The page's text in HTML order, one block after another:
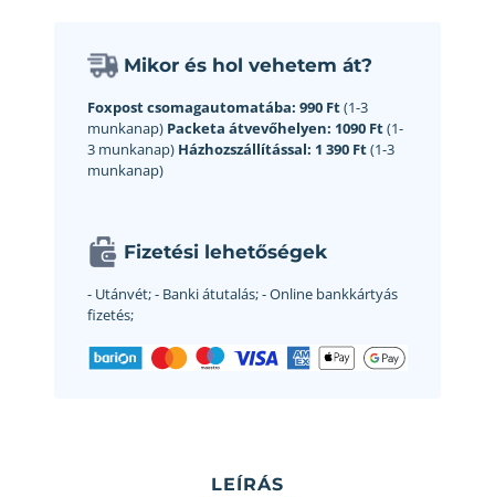
Mikor és hol vehetem át?
Foxpost csomagautomatába: 990 Ft(1-3
munkanap) Packeta átvevőhelyen: 1090 Ft(1-
3 munkanap) Házhozszállítással: 1 390 Ft(1-3
munkanap)
Fizetési lehetőségek
- Utánvét;- Banki átutalás;- Online bankkártyás
fizetés;